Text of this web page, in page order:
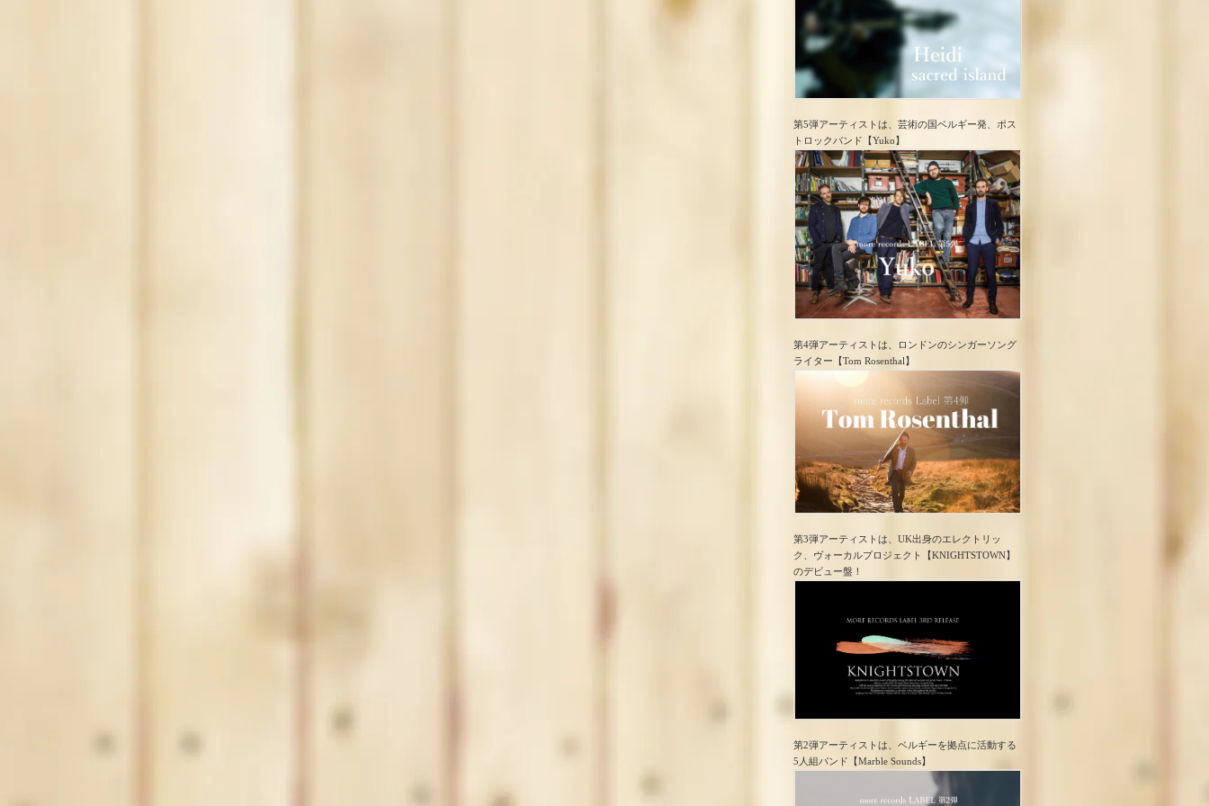
第5弾アーティストは、芸術の国ベルギー発、ポス
トロック​バンド【Yuko】
第4弾アーティストは、ロンドンのシンガーソング
ライター【Tom Rosenthal】
第3弾アーティストは、UK出身のエレクトリッ
ク、ヴォーカルプロジェクト【KNIGHTSTOWN】
のデビュー盤！
第2弾アーティストは、ベルギーを拠点に活動する
5人組バンド【Marble Sounds】